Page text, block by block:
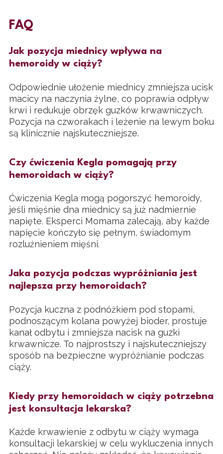
FAQ
Jak pozycja miednicy wpływa na
hemoroidy w ciąży?
Odpowiednie ułożenie miednicy zmniejsza ucisk
macicy na naczynia żylne, co poprawia odpływ
krwi i redukuje obrzęk guzków krwawniczych.
Pozycja na czworakach i leżenie na lewym boku
są klinicznie najskuteczniejsze.
Czy ćwiczenia Kegla pomagają przy
hemoroidach w ciąży?
Ćwiczenia Kegla mogą pogorszyć hemoroidy,
jeśli mięśnie dna miednicy są już nadmiernie
napięte. Eksperci Momama zalecają, aby każde
napięcie kończyło się pełnym, świadomym
rozluźnieniem mięśni.
Jaka pozycja podczas wypróżniania jest
najlepsza przy hemoroidach?
Pozycja kuczna z podnóżkiem pod stopami,
podnoszącym kolana powyżej bioder, prostuje
kanał odbytu i zmniejsza nacisk na guzki
krwawnicze. To najprostszy i najskuteczniejszy
sposób na bezpieczne wypróżnianie podczas
ciąży.
Kiedy przy hemoroidach w ciąży potrzebna
jest konsultacja lekarska?
Każde krwawienie z odbytu w ciąży wymaga
konsultacji lekarskiej w celu wykluczenia innych